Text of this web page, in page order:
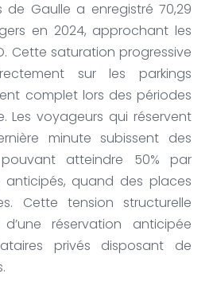
de Gaulle a enregistré 70,29
en 2024, approchant les
Cette saturation progressive
sur les parkings
complet lors des périodes
Les voyageurs qui réservent
minute subissent des
atteindre 50% par
quand des places
Cette tension structurelle
réservation anticipée
privés disposant de